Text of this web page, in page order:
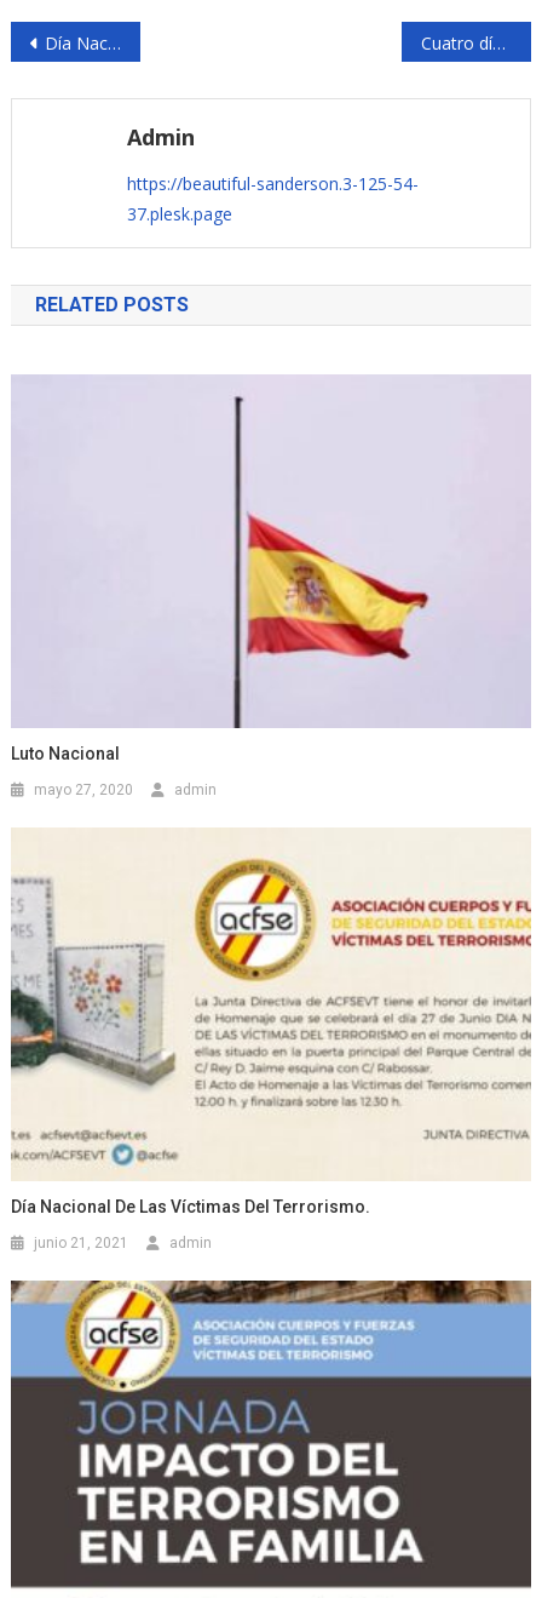
Navegación
Día Nacional de las Víctimas del Terrorismo Cuatro días con un terrorista
Admin
https://beautiful-sanderson.3-125-54-
37.plesk.page
RELATED POSTS
Luto Nacional
mayo 27, 2020 admin
Día Nacional De Las Víctimas Del Terrorismo.
junio 21, 2021 admin